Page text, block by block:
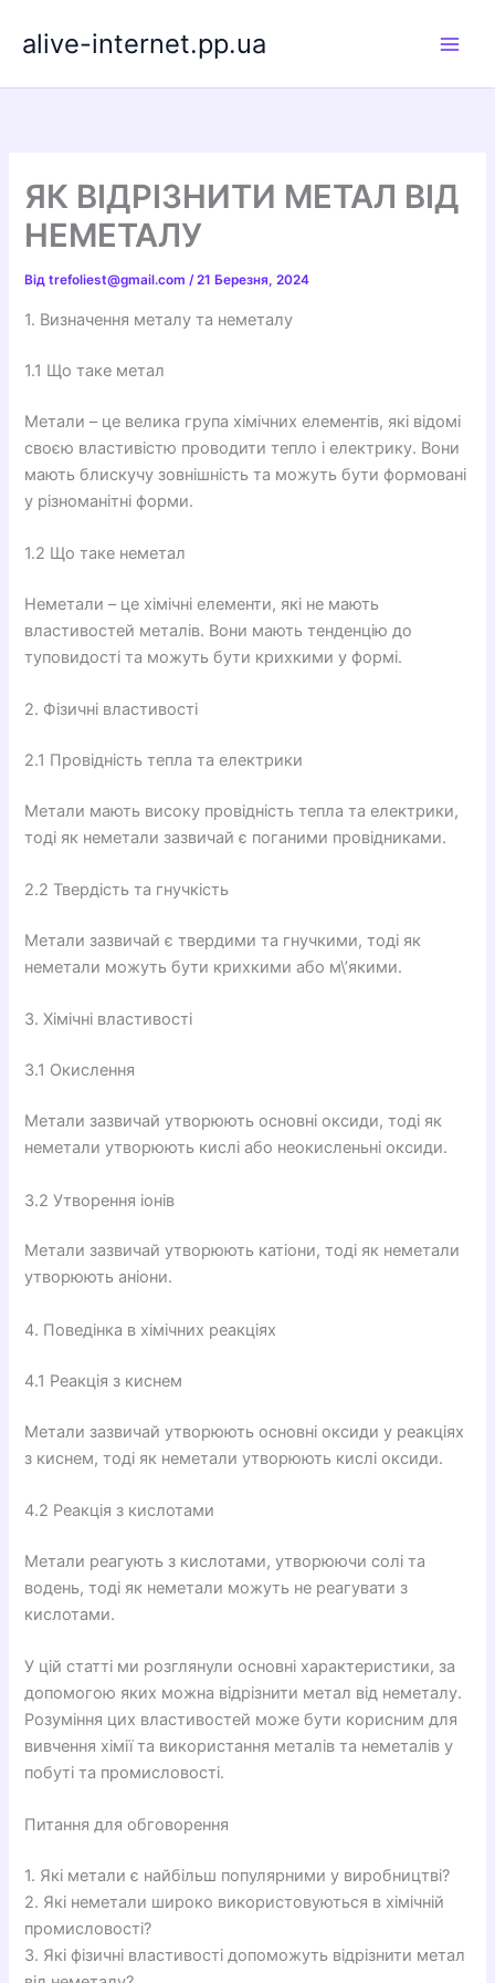
alive-internet.pp.ua
ЯК ВІДРІЗНИТИ МЕТАЛ ВІД
НЕМЕТАЛУ
Відtrefoliest@gmail.com/21 Березня, 2024
1. Визначення металу та неметалу
1.1 Що таке метал
Метали – це велика група хімічних елементів, які відомі
своєю властивістю проводити тепло і електрику. Вони
мають блискучу зовнішність та можуть бути формовані
у різноманітні форми.
1.2 Що таке неметал
Неметали – це хімічні елементи, які не мають
властивостей металів. Вони мають тенденцію до
туповидості та можуть бути крихкими у формі.
2. Фізичні властивості
2.1 Провідність тепла та електрики
Метали мають високу провідність тепла та електрики,
тоді як неметали зазвичай є поганими провідниками.
2.2 Твердість та гнучкість
Метали зазвичай є твердими та гнучкими, тоді як
неметали можуть бути крихкими або м\’якими.
3. Хімічні властивості
3.1 Окислення
Метали зазвичай утворюють основні оксиди, тоді як
неметали утворюють кислі або неокисленьні оксиди.
3.2 Утворення іонів
Метали зазвичай утворюють катіони, тоді як неметали
утворюють аніони.
4. Поведінка в хімічних реакціях
4.1 Реакція з киснем
Метали зазвичай утворюють основні оксиди у реакціях
з киснем, тоді як неметали утворюють кислі оксиди.
4.2 Реакція з кислотами
Метали реагують з кислотами, утворюючи солі та
водень, тоді як неметали можуть не реагувати з
кислотами.
У цій статті ми розглянули основні характеристики, за
допомогою яких можна відрізнити метал від неметалу.
Розуміння цих властивостей може бути корисним для
вивчення хімії та використання металів та неметалів у
побуті та промисловості.
Питання для обговорення
1. Які метали є найбільш популярними у виробництві?
2. Які неметали широко використовуються в хімічній
промисловості?
3. Які фізичні властивості допоможуть відрізнити метал